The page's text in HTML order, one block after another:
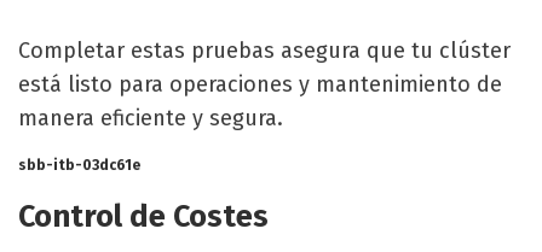
Completar estas pruebas asegura que tu clúster
está listo para operaciones y mantenimiento de
manera eficiente y segura.
sbb-itb-03dc61e
Control de Costes